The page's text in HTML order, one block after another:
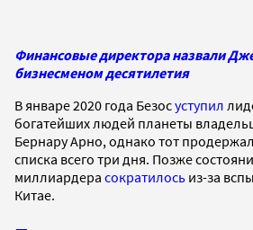
Финансовые директора назвали
бизнесменом десятилетия
В январе 2020 года Безосуступил
богатейших людей планеты
Бернару Арно, однако тот
списка всего три дня. Позже
миллиардера сократилось из-за
Китае.